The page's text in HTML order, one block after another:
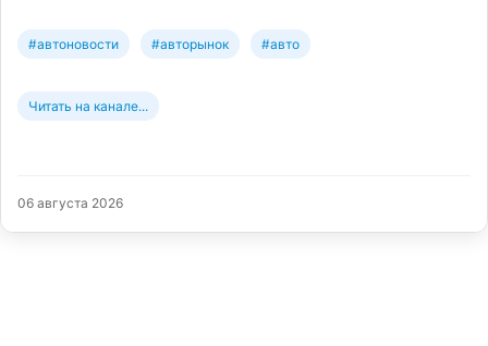
#автоновости #авторынок #авто
Читать на канале...
06 августа 2026